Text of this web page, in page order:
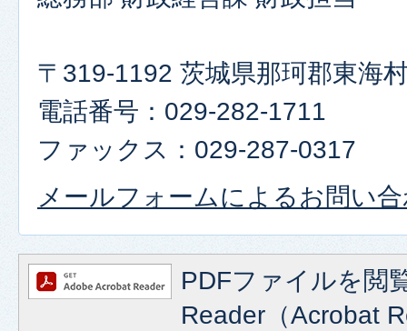
〒319-1192 茨城県那珂郡東海
電話番号：029-282-1711
ファックス：029-287-0317
メールフォームによるお問い
PDFファイルを閲
Reader（Acrobat